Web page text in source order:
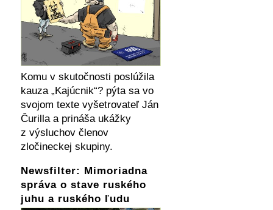
Komu v skutočnosti poslúžila
kauza „Kajúcnik“? pýta sa vo
svojom texte vyšetrovateľ Ján
Čurilla a prináša ukážky
z výsluchov členov
zločineckej skupiny.
Newsfilter: Mimoriadna
správa o stave ruského
juhu a ruského ľudu